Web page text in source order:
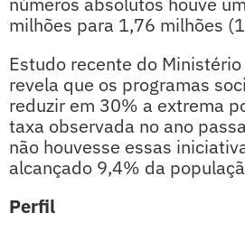
milhões para 1,76 milhões
Estudo recente do
revela que os programas
reduzir em 30% a extrema
taxa observada no ano
não houvesse essas
alcançado 9,4% da
Perfil